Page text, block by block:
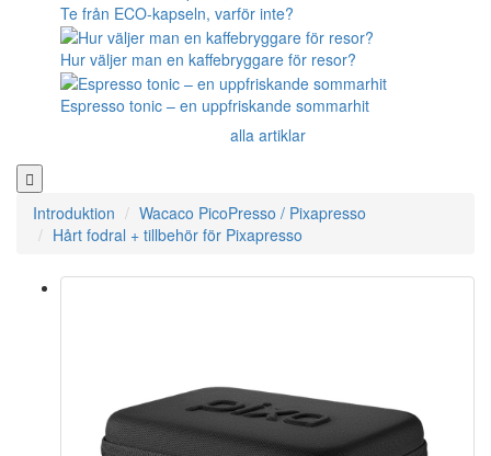
Te från ECO-kapseln, varför inte?
Hur väljer man en kaffebryggare för resor?
Espresso tonic – en uppfriskande sommarhit
alla artiklar
Introduktion
Wacaco PicoPresso / Pixapresso
Hårt fodral + tillbehör för Pixapresso